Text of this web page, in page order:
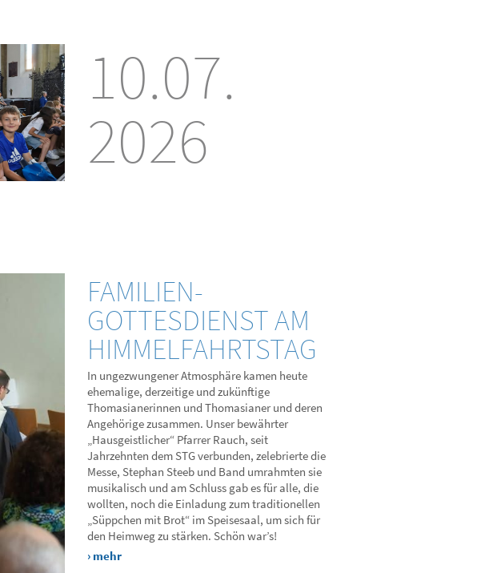
10.07.
2026
FAMILIEN-
GOTTESDIENST AM
HIMMELFAHRTSTAG
In ungezwungener Atmosphäre kamen heute
ehemalige, derzeitige und zukünftige
Thomasianerinnen und Thomasianer und deren
Angehörige zusammen. Unser bewährter
„Hausgeistlicher“ Pfarrer Rauch, seit
Jahrzehnten dem STG verbunden, zelebrierte die
Messe, Stephan Steeb und Band umrahmten sie
musikalisch und am Schluss gab es für alle, die
wollten, noch die Einladung zum traditionellen
„Süppchen mit Brot“ im Speisesaal, um sich für
den Heimweg zu stärken. Schön war’s!
› mehr